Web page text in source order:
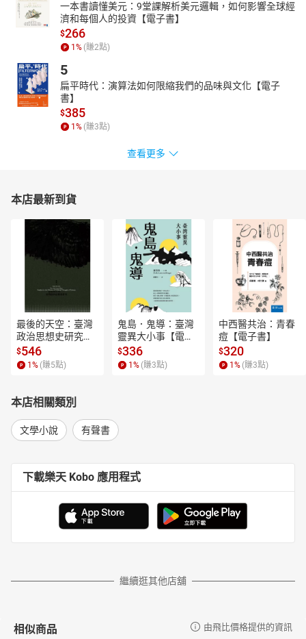
一本書讀懂美元：9堂課解析美元邏輯，如何影響全球經
濟和每個人的投資【電子書】
$266
1 % (賺2點)
5
扁平時代：演算法如何限縮我們的品味與文化【電子
書】
$385
1 % (賺3點)
查看更多
本店最新到貨
最後的天空：臺灣
政治思想史研究
【電子書】
$546
1 % (賺5點)
鬼島．鬼導：臺灣
靈異大小事【電子
書】
$336
1 % (賺3點)
中西醫共治：青春
痘【電子書】
$320
1 % (賺3點)
本店相關類別
文學小說 有聲書
下載樂天 Kobo 應用程式
繼續逛其他店舖
相似商品 由飛比價格提供的資訊